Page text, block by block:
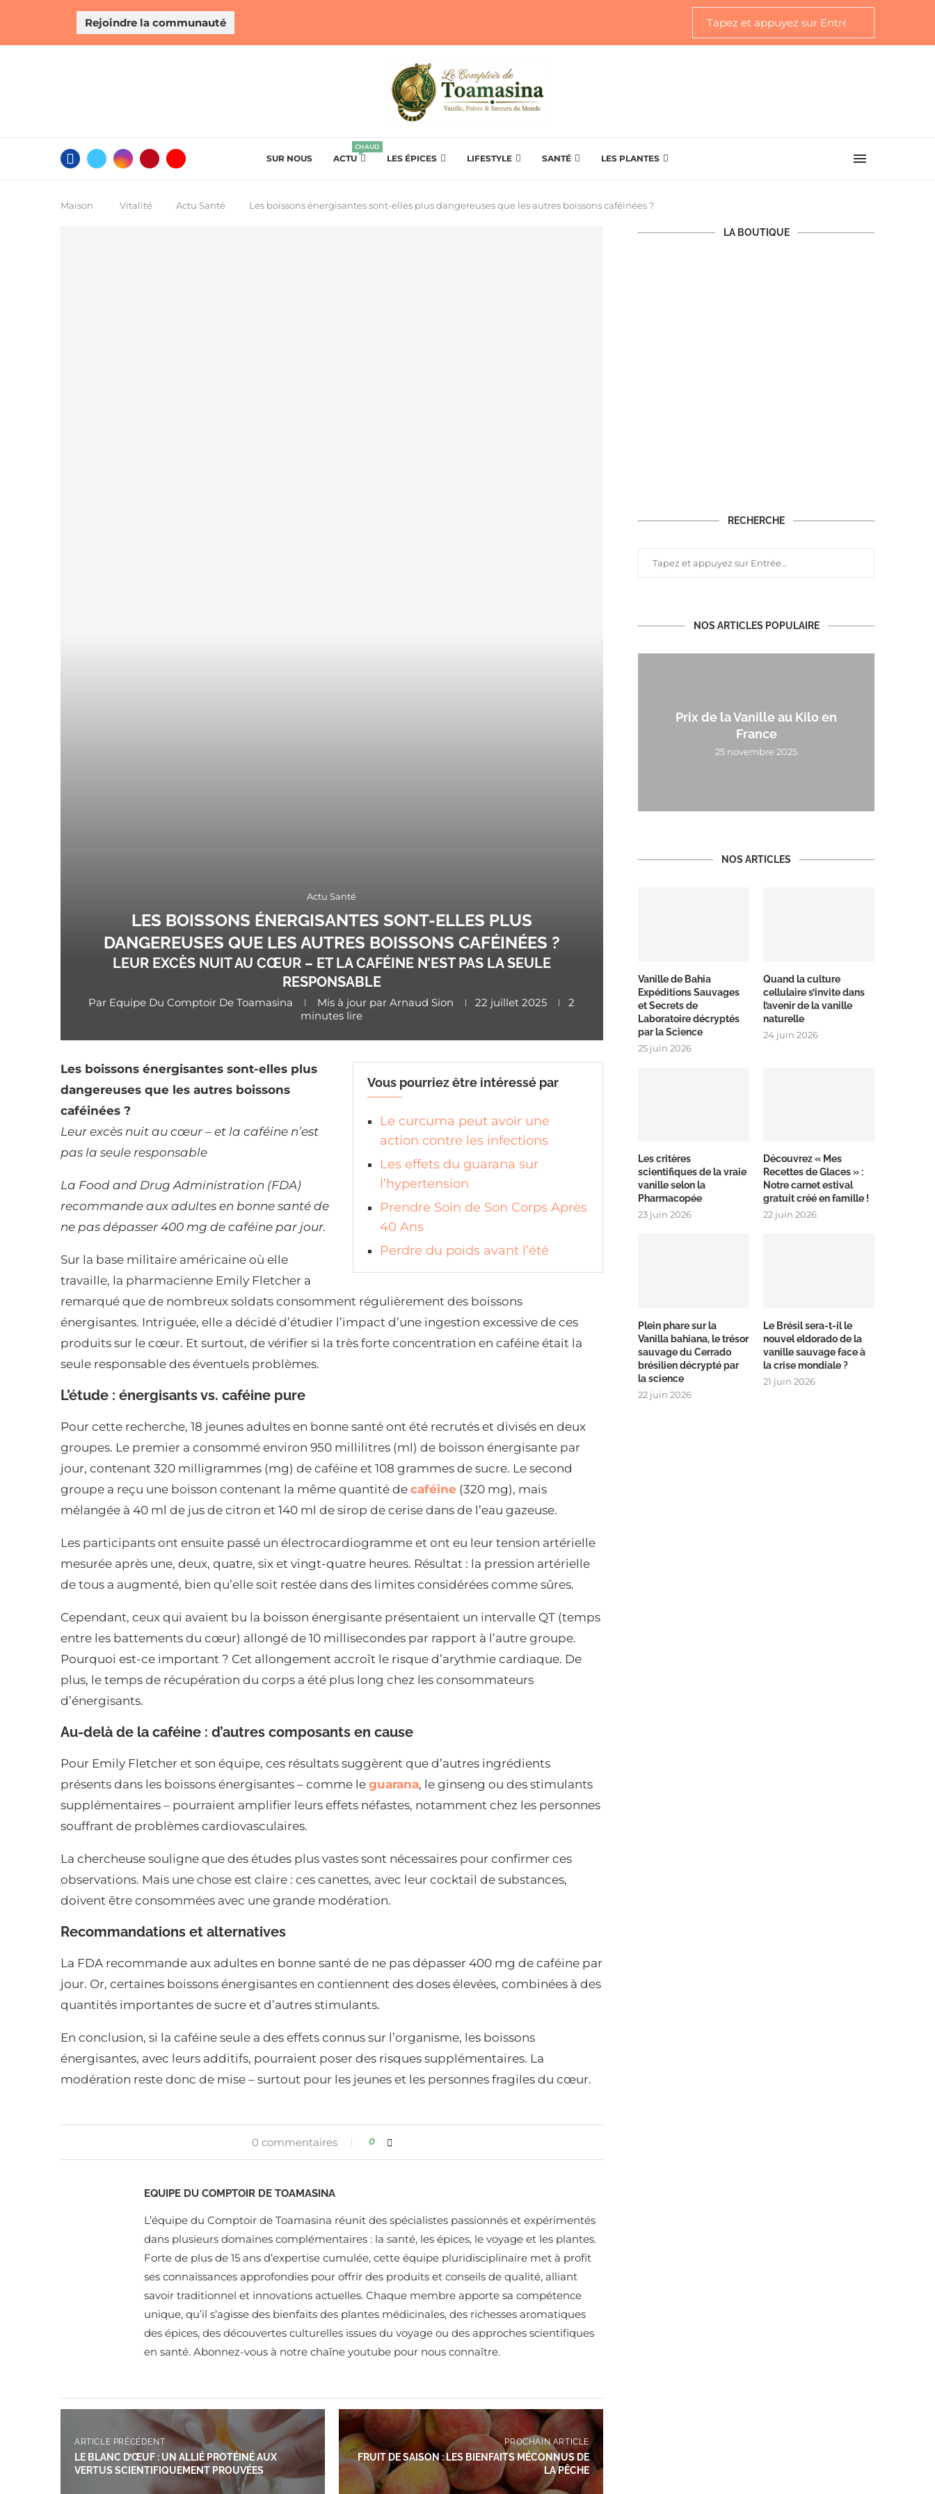
Rejoindre la communauté
SUR NOUS ACTU
CHAUD
LES ÉPICES LIFESTYLE SANTÉ LES PLANTES
Maison Vitalité Actu Santé Les boissons énergisantes sont-elles plus dangereuses que les autres boissons caféinées ?
Actu Santé
LES BOISSONS ÉNERGISANTES SONT-ELLES PLUS
DANGEREUSES QUE LES AUTRES BOISSONS CAFÉINÉES ?
LEUR EXCÈS NUIT AU CŒUR – ET LA CAFÉINE N’EST PAS LA SEULE
RESPONSABLE
Par Equipe Du Comptoir De Toamasina Mis à jour par Arnaud Sion 22 juillet 2025
2
minutes lire
Vous pourriez être intéressé par
Le curcuma peut avoir une
action contre les infections
Les effets du guarana sur
l’hypertension
Prendre Soin de Son Corps Après
40 Ans
Perdre du poids avant l’été
Les boissons énergisantes sont-elles plus
dangereuses que les autres boissons
caféinées ?
Leur excès nuit au cœur – et la caféine n’est
pas la seule responsable
La Food and Drug Administration (FDA)
recommande aux adultes en bonne santé de
ne pas dépasser 400 mg de caféine par jour.
Sur la base militaire américaine où elle
travaille, la pharmacienne Emily Fletcher a
remarqué que de nombreux soldats consomment régulièrement des boissons
énergisantes. Intriguée, elle a décidé d’étudier l’impact d’une ingestion excessive de ces
produits sur le cœur. Et surtout, de vérifier si la très forte concentration en caféine était la
seule responsable des éventuels problèmes.
L’étude : énergisants vs. caféine pure
Pour cette recherche, 18 jeunes adultes en bonne santé ont été recrutés et divisés en deux
groupes. Le premier a consommé environ 950 millilitres (ml) de boisson énergisante par
jour, contenant 320 milligrammes (mg) de caféine et 108 grammes de sucre. Le second
groupe a reçu une boisson contenant la même quantité de caféine (320 mg), mais
mélangée à 40 ml de jus de citron et 140 ml de sirop de cerise dans de l’eau gazeuse.
Les participants ont ensuite passé un électrocardiogramme et ont eu leur tension artérielle
mesurée après une, deux, quatre, six et vingt-quatre heures. Résultat : la pression artérielle
de tous a augmenté, bien qu’elle soit restée dans des limites considérées comme sûres.
Cependant, ceux qui avaient bu la boisson énergisante présentaient un intervalle QT (temps
entre les battements du cœur) allongé de 10 millisecondes par rapport à l’autre groupe.
Pourquoi est-ce important ? Cet allongement accroît le risque d’arythmie cardiaque. De
plus, le temps de récupération du corps a été plus long chez les consommateurs
d’énergisants.
Au-delà de la caféine : d’autres composants en cause
Pour Emily Fletcher et son équipe, ces résultats suggèrent que d’autres ingrédients
présents dans les boissons énergisantes – comme le guarana, le ginseng ou des stimulants
supplémentaires – pourraient amplifier leurs effets néfastes, notamment chez les personnes
souffrant de problèmes cardiovasculaires.
La chercheuse souligne que des études plus vastes sont nécessaires pour confirmer ces
observations. Mais une chose est claire : ces canettes, avec leur cocktail de substances,
doivent être consommées avec une grande modération.
Recommandations et alternatives
La FDA recommande aux adultes en bonne santé de ne pas dépasser 400 mg de caféine par
jour. Or, certaines boissons énergisantes en contiennent des doses élevées, combinées à des
quantités importantes de sucre et d’autres stimulants.
En conclusion, si la caféine seule a des effets connus sur l’organisme, les boissons
énergisantes, avec leurs additifs, pourraient poser des risques supplémentaires. La
modération reste donc de mise – surtout pour les jeunes et les personnes fragiles du cœur.
0 commentaires 0
EQUIPE DU COMPTOIR DE TOAMASINA
L’équipe du Comptoir de Toamasina réunit des spécialistes passionnés et expérimentés
dans plusieurs domaines complémentaires : la santé, les épices, le voyage et les plantes.
Forte de plus de 15 ans d’expertise cumulée, cette équipe pluridisciplinaire met à profit
ses connaissances approfondies pour offrir des produits et conseils de qualité, alliant
savoir traditionnel et innovations actuelles. Chaque membre apporte sa compétence
unique, qu’il s’agisse des bienfaits des plantes médicinales, des richesses aromatiques
des épices, des découvertes culturelles issues du voyage ou des approches scientifiques
en santé. Abonnez-vous à notre chaîne youtube pour nous connaître.
ARTICLE PRÉCÉDENT
LE BLANC D’ŒUF : UN ALLIÉ PROTÉINÉ AUX
VERTUS SCIENTIFIQUEMENT PROUVÉES
PROCHAIN ARTICLE
FRUIT DE SAISON : LES BIENFAITS MÉCONNUS DE
LA PÊCHE
LA BOUTIQUE
RECHERCHE
NOS ARTICLES POPULAIRE
Prix de la Vanille au Kilo en
France
25 novembre 2025
NOS ARTICLES
Vanille de Bahia
Expéditions Sauvages
et Secrets de
Laboratoire décryptés
par la Science
25 juin 2026
Quand la culture
cellulaire s’invite dans
l’avenir de la vanille
naturelle
24 juin 2026
Les critères
scientifiques de la vraie
vanille selon la
Pharmacopée
23 juin 2026
Découvrez « Mes
Recettes de Glaces » :
Notre carnet estival
gratuit créé en famille !
22 juin 2026
Plein phare sur la
Vanilla bahiana, le trésor
sauvage du Cerrado
brésilien décrypté par
la science
22 juin 2026
Le Brésil sera-t-il le
nouvel eldorado de la
vanille sauvage face à
la crise mondiale ?
21 juin 2026